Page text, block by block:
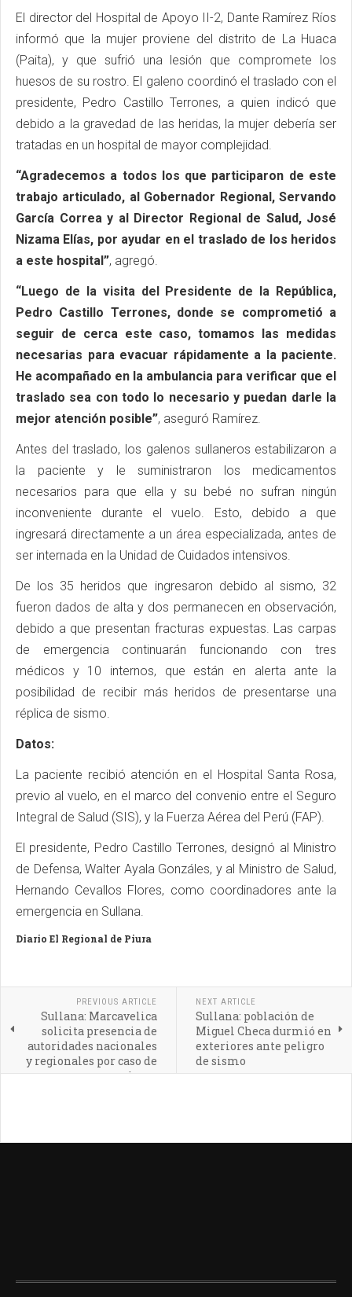
El director del Hospital de Apoyo II-2, Dante Ramírez Ríos
informó que la mujer proviene del distrito de La Huaca
(Paita), y que sufrió una lesión que compromete los
huesos de su rostro. El galeno coordinó el traslado con el
presidente, Pedro Castillo Terrones, a quien indicó que
debido a la gravedad de las heridas, la mujer debería ser
tratadas en un hospital de mayor complejidad.
“Agradecemos a todos los que participaron de este
trabajo articulado, al Gobernador Regional, Servando
García Correa y al Director Regional de Salud, José
Nizama Elías, por ayudar en el traslado de los heridos
a este hospital”, agregó.
“Luego de la visita del Presidente de la República,
Pedro Castillo Terrones, donde se comprometió a
seguir de cerca este caso, tomamos las medidas
necesarias para evacuar rápidamente a la paciente.
He acompañado en la ambulancia para verificar que el
traslado sea con todo lo necesario y puedan darle la
mejor atención posible”, aseguró Ramírez.
Antes del traslado, los galenos sullaneros estabilizaron a
la paciente y le suministraron los medicamentos
necesarios para que ella y su bebé no sufran ningún
inconveniente durante el vuelo. Esto, debido a que
ingresará directamente a un área especializada, antes de
ser internada en la Unidad de Cuidados intensivos.
De los 35 heridos que ingresaron debido al sismo, 32
fueron dados de alta y dos permanecen en observación,
debido a que presentan fracturas expuestas. Las carpas
de emergencia continuarán funcionando con tres
médicos y 10 internos, que están en alerta ante la
posibilidad de recibir más heridos de presentarse una
réplica de sismo.
Datos:
La paciente recibió atención en el Hospital Santa Rosa,
previo al vuelo, en el marco del convenio entre el Seguro
Integral de Salud (SIS), y la Fuerza Aérea del Perú (FAP).
El presidente, Pedro Castillo Terrones, designó al Ministro
de Defensa, Walter Ayala Gonzáles, y al Ministro de Salud,
Hernando Cevallos Flores, como coordinadores ante la
emergencia en Sullana.
Diario El Regional de Piura
PREVIOUS ARTICLE
Sullana: Marcavelica
solicita presencia de
autoridades nacionales
y regionales por caso de
sismo
NEXT ARTICLE
Sullana: población de
Miguel Checa durmió en
exteriores ante peligro
de sismo